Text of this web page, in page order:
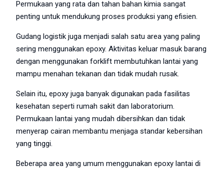
Permukaan yang rata dan tahan bahan kimia sangat
penting untuk mendukung proses produksi yang efisien.
Gudang logistik juga menjadi salah satu area yang paling
sering menggunakan epoxy. Aktivitas keluar masuk barang
dengan menggunakan forklift membutuhkan lantai yang
mampu menahan tekanan dan tidak mudah rusak.
Selain itu, epoxy juga banyak digunakan pada fasilitas
kesehatan seperti rumah sakit dan laboratorium.
Permukaan lantai yang mudah dibersihkan dan tidak
menyerap cairan membantu menjaga standar kebersihan
yang tinggi.
Beberapa area yang umum menggunakan epoxy lantai di